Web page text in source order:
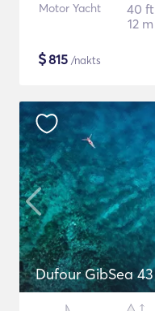
Motor Yacht
40 ft
12 m
$815 /nakts
Dufour GibSea 43